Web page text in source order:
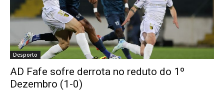
Desporto
AD Fafe sofre derrota no reduto do 1º
Dezembro (1-0)